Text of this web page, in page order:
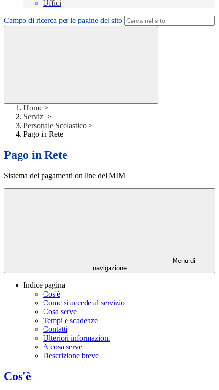
Uffici
Campo di ricerca per le pagine del sito
Home >
Servizi >
Personale Scolastico >
Pago in Rete
Pago in Rete
Sistema dei pagamenti on line del MIM
Menu di
navigazione
Indice pagina
Cos'è
Come si accede al servizio
Cosa serve
Tempi e scadenze
Contatti
Ulteriori informazioni
A cosa serve
Descrizione breve
Cos'è